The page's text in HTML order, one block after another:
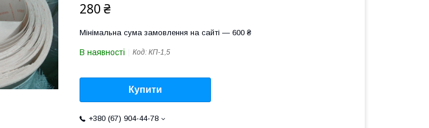
280 ₴
Мінімальна сума замовлення на сайті — 600 ₴
В наявності Код: КП-1,5
Купити
+380 (67) 904-44-78